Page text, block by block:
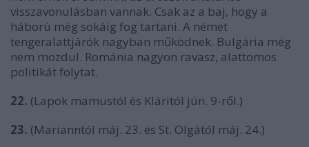
visszavonulásban vannak. Csak az a baj, hogy a
háború még sokáig fog tartani. A német
tengeralattjárók nagyban működnek. Bulgária még
nem mozdul. Románia nagyon ravasz, alattomos
politikát folytat.
22. (Lapok mamustól és Kláritól jún. 9-ről.)
23. (Marianntól máj. 23. és St. Olgától máj. 24.)